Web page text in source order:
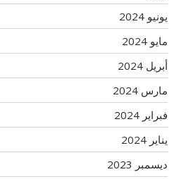
يونيو 2024
مايو 2024
أبريل 2024
مارس 2024
فبراير 2024
يناير 2024
ديسمبر 2023